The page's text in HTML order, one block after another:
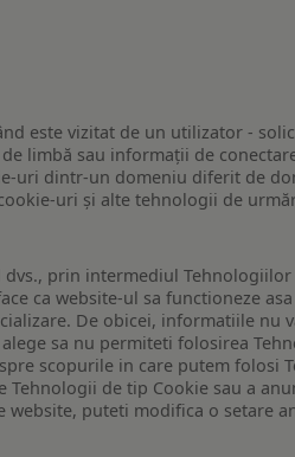
este vizitat de un utilizator -
limbă sau informații de
uri dintr-un domeniu diferit de
uri și alte tehnologii de
prin intermediul
ca website-ul sa functioneze
De obicei, informatiile nu
sa nu permiteti folosirea
scopurile in care putem folosi
de tip Cookie sau a
puteti modifica o setare